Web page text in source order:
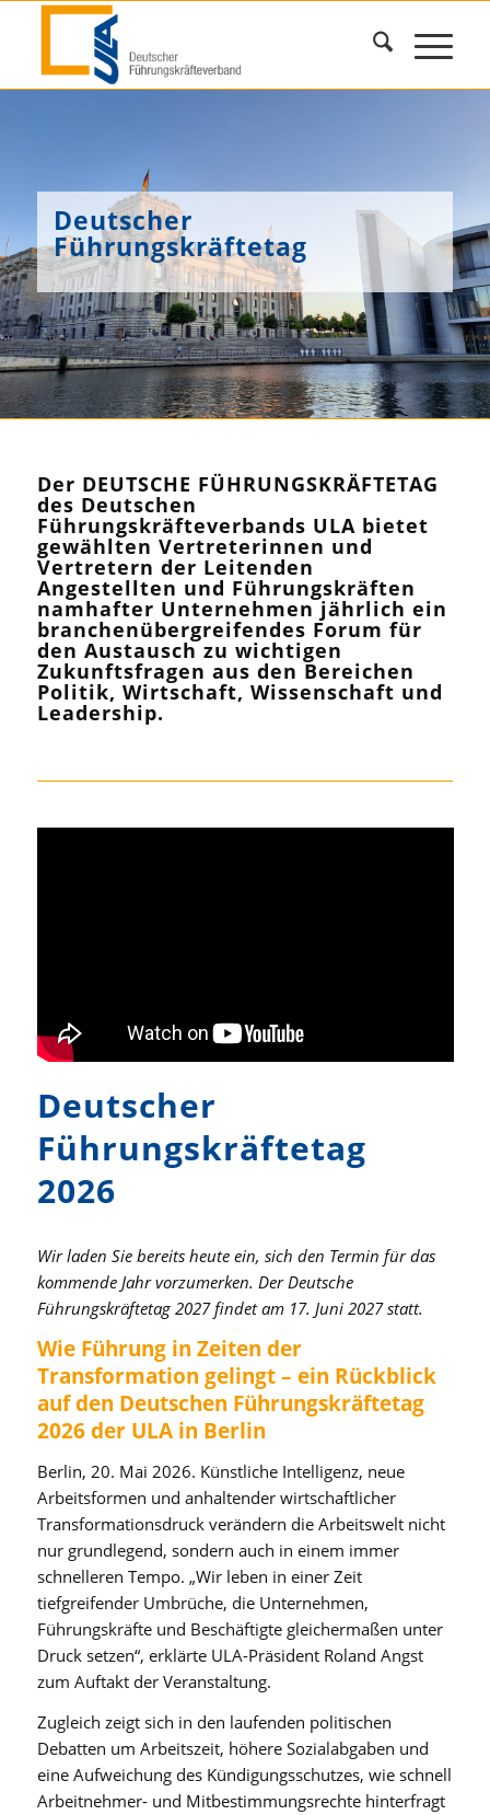
Deutscher
Führungskräftetag
Der DEUTSCHE FÜHRUNGSKRÄFTETAG
des Deutschen
Führungskräfteverbands ULA bietet
gewählten Vertreterinnen und
Vertretern der Leitenden
Angestellten und Führungskräften
namhafter Unternehmen jährlich ein
branchenübergreifendes Forum für
den Austausch zu wichtigen
Zukunftsfragen aus den Bereichen
Politik, Wirtschaft, Wissenschaft und
Leadership.
Deutscher
Führungskräftetag
2026
Wir laden Sie bereits heute ein, sich den Termin für das
kommende Jahr vorzumerken. Der Deutsche
Führungskräftetag 2027 findet am 17. Juni 2027 statt.
Wie Führung in Zeiten der
Transformation gelingt – ein Rückblick
auf den Deutschen Führungskräftetag
2026 der ULA in Berlin
Berlin, 20. Mai 2026. Künstliche Intelligenz, neue
Arbeitsformen und anhaltender wirtschaftlicher
Transformationsdruck verändern die Arbeitswelt nicht
nur grundlegend, sondern auch in einem immer
schnelleren Tempo. „Wir leben in einer Zeit
tiefgreifender Umbrüche, die Unternehmen,
Führungskräfte und Beschäftigte gleichermaßen unter
Druck setzen“, erklärte ULA-Präsident Roland Angst
zum Auftakt der Veranstaltung.
Zugleich zeigt sich in den laufenden politischen
Debatten um Arbeitszeit, höhere Sozialabgaben und
eine Aufweichung des Kündigungsschutzes, wie schnell
Arbeitnehmer- und Mitbestimmungsrechte hinterfragt